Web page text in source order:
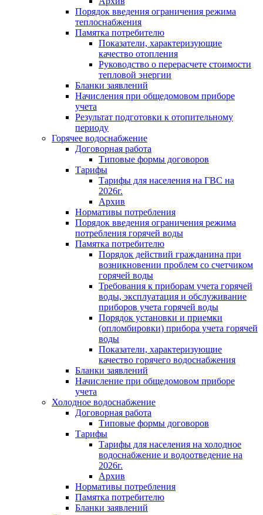
Порядок введения ограничения режима
теплоснабжения
Памятка потребителю
Показатели, характеризующие
качество отопления
Руководство о перерасчете стоимости
тепловой энергии
Бланки заявлений
Начисления при общедомовом приборе
учета
Результат подготовки к отопительному
периоду
Горячее водоснабжение
Договорная работа
Типовые формы договоров
Тарифы
Тарифы для населения на ГВС на
2026г.
Архив
Нормативы потребления
Порядок введения ограничения режима
потребления горячей воды
Памятка потребителю
Порядок действий гражданина при
возникновении проблем со счетчиком
горячей воды
Требования к приборам учета горячей
воды, эксплуатация и обслуживание
приборов учета горячей воды
Порядок установки и приемки
(опломбировки) прибора учета горячей
воды
Показатели, характеризующие
качество горячего водоснабжения
Бланки заявлений
Начисление при общедомовом приборе
учета
Холодное водоснабжение
Договорная работа
Типовые формы договоров
Тарифы
Тарифы для населения на холодное
водоснабжение и водоотведение на
2026г.
Архив
Нормативы потребления
Памятка потребителю
Бланки заявлений